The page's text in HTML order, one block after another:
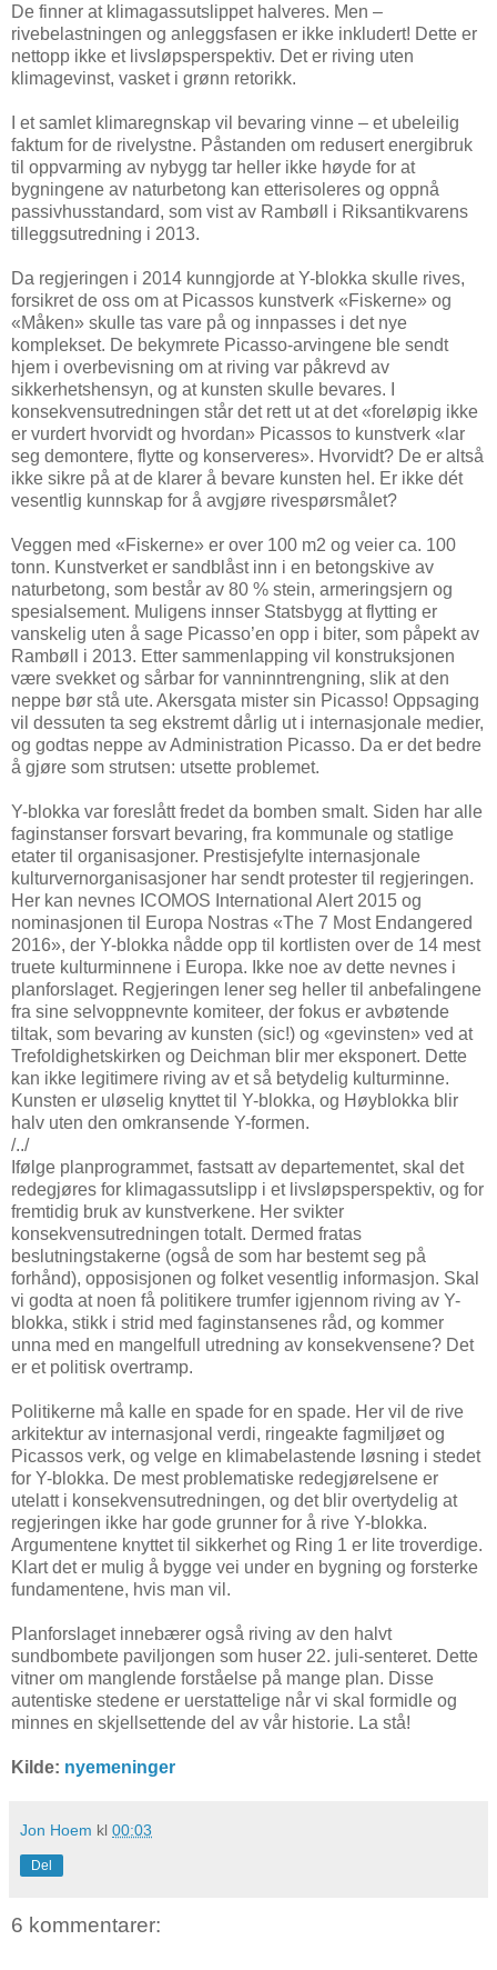
De finner at klimagassutslippet halveres. Men –
rivebelastningen og anleggsfasen er ikke inkludert! Dette er
nettopp ikke et livsløpsperspektiv. Det er riving uten
klimagevinst, vasket i grønn retorikk.
I et samlet klimaregnskap vil bevaring vinne – et ubeleilig
faktum for de rivelystne. Påstanden om redusert energibruk
til oppvarming av nybygg tar heller ikke høyde for at
bygningene av naturbetong kan etterisoleres og oppnå
passivhusstandard, som vist av Rambøll i Riksantikvarens
tilleggsutredning i 2013.
Da regjeringen i 2014 kunngjorde at Y-blokka skulle rives,
forsikret de oss om at Picassos kunstverk «Fiskerne» og
«Måken» skulle tas vare på og innpasses i det nye
komplekset. De bekymrete Picasso-arvingene ble sendt
hjem i overbevisning om at riving var påkrevd av
sikkerhetshensyn, og at kunsten skulle bevares. I
konsekvensutredningen står det rett ut at det «foreløpig ikke
er vurdert hvorvidt og hvordan» Picassos to kunstverk «lar
seg demontere, flytte og konserveres». Hvorvidt? De er altså
ikke sikre på at de klarer å bevare kunsten hel. Er ikke dét
vesentlig kunnskap for å avgjøre rivespørsmålet?
Veggen med «Fiskerne» er over 100 m2 og veier ca. 100
tonn. Kunstverket er sandblåst inn i en betongskive av
naturbetong, som består av 80 % stein, armeringsjern og
spesialsement. Muligens innser Statsbygg at flytting er
vanskelig uten å sage Picasso’en opp i biter, som påpekt av
Rambøll i 2013. Etter sammenlapping vil konstruksjonen
være svekket og sårbar for vanninntrengning, slik at den
neppe bør stå ute. Akersgata mister sin Picasso! Oppsaging
vil dessuten ta seg ekstremt dårlig ut i internasjonale medier,
og godtas neppe av Administration Picasso. Da er det bedre
å gjøre som strutsen: utsette problemet.
Y-blokka var foreslått fredet da bomben smalt. Siden har alle
faginstanser forsvart bevaring, fra kommunale og statlige
etater til organisasjoner. Prestisjefylte internasjonale
kulturvernorganisasjoner har sendt protester til regjeringen.
Her kan nevnes ICOMOS International Alert 2015 og
nominasjonen til Europa Nostras «The 7 Most Endangered
2016», der Y-blokka nådde opp til kortlisten over de 14 mest
truete kulturminnene i Europa. Ikke noe av dette nevnes i
planforslaget. Regjeringen lener seg heller til anbefalingene
fra sine selvoppnevnte komiteer, der fokus er avbøtende
tiltak, som bevaring av kunsten (sic!) og «gevinsten» ved at
Trefoldighetskirken og Deichman blir mer eksponert. Dette
kan ikke legitimere riving av et så betydelig kulturminne.
Kunsten er uløselig knyttet til Y-blokka, og Høyblokka blir
halv uten den omkransende Y-formen.
/../
Ifølge planprogrammet, fastsatt av departementet, skal det
redegjøres for klimagassutslipp i et livsløpsperspektiv, og for
fremtidig bruk av kunstverkene. Her svikter
konsekvensutredningen totalt. Dermed fratas
beslutningstakerne (også de som har bestemt seg på
forhånd), opposisjonen og folket vesentlig informasjon. Skal
vi godta at noen få politikere trumfer igjennom riving av Y-
blokka, stikk i strid med faginstansenes råd, og kommer
unna med en mangelfull utredning av konsekvensene? Det
er et politisk overtramp.
Politikerne må kalle en spade for en spade. Her vil de rive
arkitektur av internasjonal verdi, ringeakte fagmiljøet og
Picassos verk, og velge en klimabelastende løsning i stedet
for Y-blokka. De mest problematiske redegjørelsene er
utelatt i konsekvensutredningen, og det blir overtydelig at
regjeringen ikke har gode grunner for å rive Y-blokka.
Argumentene knyttet til sikkerhet og Ring 1 er lite troverdige.
Klart det er mulig å bygge vei under en bygning og forsterke
fundamentene, hvis man vil.
Planforslaget innebærer også riving av den halvt
sundbombete paviljongen som huser 22. juli-senteret. Dette
vitner om manglende forståelse på mange plan. Disse
autentiske stedene er uerstattelige når vi skal formidle og
minnes en skjellsettende del av vår historie. La stå!
Kilde: nyemeninger
Jon Hoem kl 00:03
Del
6 kommentarer: